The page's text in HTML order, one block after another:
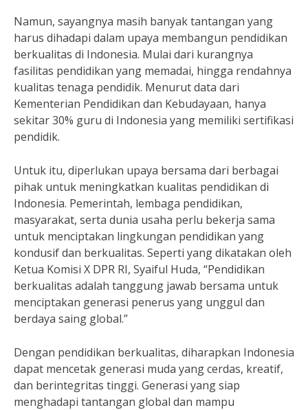
Namun, sayangnya masih banyak tantangan yang
harus dihadapi dalam upaya membangun pendidikan
berkualitas di Indonesia. Mulai dari kurangnya
fasilitas pendidikan yang memadai, hingga rendahnya
kualitas tenaga pendidik. Menurut data dari
Kementerian Pendidikan dan Kebudayaan, hanya
sekitar 30% guru di Indonesia yang memiliki sertifikasi
pendidik.
Untuk itu, diperlukan upaya bersama dari berbagai
pihak untuk meningkatkan kualitas pendidikan di
Indonesia. Pemerintah, lembaga pendidikan,
masyarakat, serta dunia usaha perlu bekerja sama
untuk menciptakan lingkungan pendidikan yang
kondusif dan berkualitas. Seperti yang dikatakan oleh
Ketua Komisi X DPR RI, Syaiful Huda, “Pendidikan
berkualitas adalah tanggung jawab bersama untuk
menciptakan generasi penerus yang unggul dan
berdaya saing global.”
Dengan pendidikan berkualitas, diharapkan Indonesia
dapat mencetak generasi muda yang cerdas, kreatif,
dan berintegritas tinggi. Generasi yang siap
menghadapi tantangan global dan mampu